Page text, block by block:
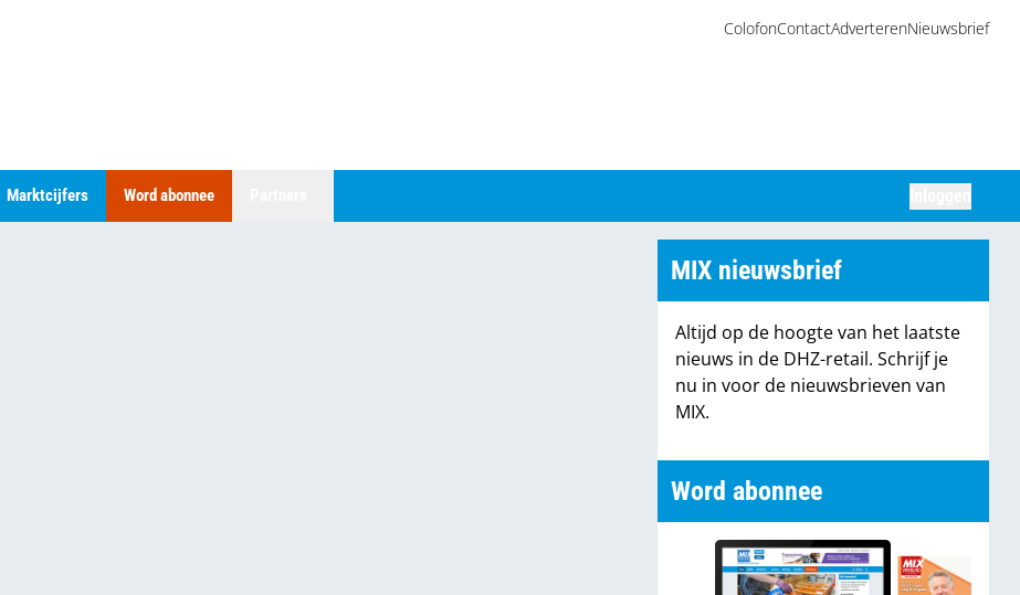
ColofonContactAdverterenNieuwsbrief
Marktcijfers Word abonnee
MIX nieuwsbrief
Altijd op de hoogte van het laatste
nieuws in de DHZ-retail. Schrijf je
nu in voor de nieuwsbrieven van
MIX.
Word abonnee